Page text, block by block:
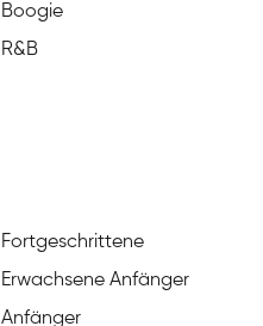
Boogie
R&B
Fortgeschrittene
Erwachsene Anfänger
Anfänger